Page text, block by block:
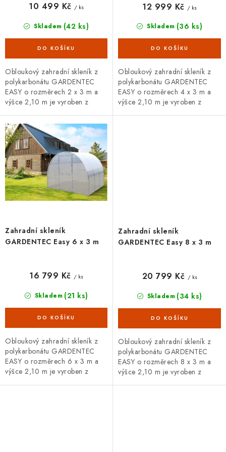
Skladem (42 ks)
10 499 Kč / ks
Obloukový zahradní skleník z
polykarbonátu GARDENTEC
EASY o rozměrech 2 x 3 m a
výšce 2,10 m je vyroben z
pozinkovaných trubek. Opláštěn
je 4 mm...
Skladem (36 ks)
12 999 Kč / ks
Obloukový zahradní skleník z
polykarbonátu GARDENTEC
EASY o rozměrech 4 x 3 m a
výšce 2,10 m je vyroben z
Zahradní skleník
GARDENTEC Easy 6 x 3 m
Skladem (21 ks)
16 799 Kč / ks
Obloukový zahradní skleník z
polykarbonátu GARDENTEC
EASY o rozměrech 6 x 3 m a
výšce 2,10 m je vyroben z
Zahradní skleník
GARDENTEC Easy 8 x 3 m
Skladem (34 ks)
20 799 Kč / ks
Obloukový zahradní skleník z
polykarbonátu GARDENTEC
EASY o rozměrech 8 x 3 m a
výšce 2,10 m je vyroben z